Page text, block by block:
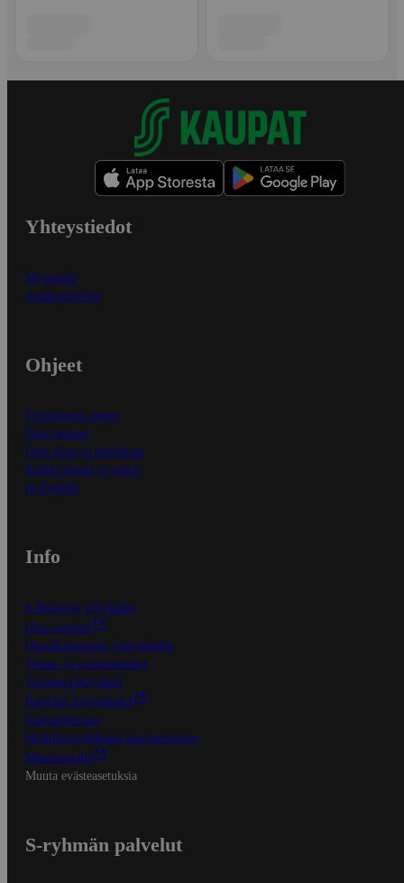
Yhteystiedot
Myymälät
Asiakaspalvelu
Ohjeet
Ensitilaajan ohjeet
Näin maksat
Näin tilaat ja muokkaat
Kaikki ohjeet ja vinkit
In English
Info
S-Business yrityksille
Oiva-raportit
Osuuskauppojen yhteystiedot
Tilaus- ja toimitusehdot
Tietosuojakäytäntö
Palvelun käyttöehdot
Saavutettavuus
Mobiilisovelluksen saavutettavuus
Mainostajalle
Muuta evästeasetuksia
S-ryhmän palvelut